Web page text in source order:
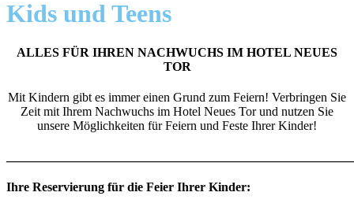
Kids und Teens
ALLES FÜR IHREN NACHWUCHS IM HOTEL NEUES
TOR
Mit Kindern gibt es immer einen Grund zum Feiern! Verbringen Sie
Zeit mit Ihrem Nachwuchs im Hotel Neues Tor und nutzen Sie
unsere Möglichkeiten für Feiern und Feste Ihrer Kinder!
Ihre Reservierung für die Feier Ihrer Kinder: